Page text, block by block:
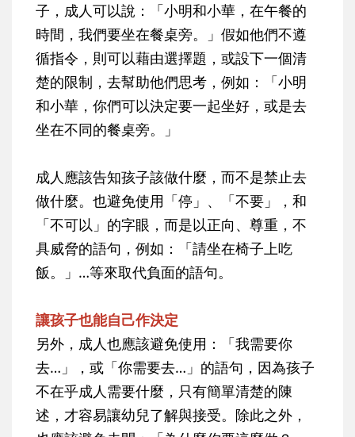
子，成人可以說：「小明和小華，在午餐的
時間，我們要坐在餐桌旁。」假如他們不遵
循指令，則可以藉由選擇題，或設下一個清
楚的限制，去幫助他們思考，例如：「小明
和小華，你們可以決定要一起坐好，或是去
坐在不同的餐桌旁。」
成人應該告知孩子該做什麼，而不是禁止去
做什麼。也避免使用「停」、「不要」，和
「不可以」的字眼，而是以正向、尊重，不
具威脅的語句，例如：「請坐在椅子上吃
飯。」…等來取代負面的語句。
讓孩子也能自己作決定
另外，成人也應該避免使用：「我需要你
去…」，或「你需要去…」的語句，因為孩子
不在乎成人需要什麼，只有簡單清楚的陳
述，才容易讓幼兒了解與接受。除此之外，